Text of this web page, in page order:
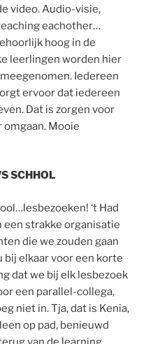
video. Audio-visie,
eachother…
hoog in de
leerlingen worden hier
Iedereen
ervoor dat iedereen
Dat is zorgen voor
Mooie
SCHHOL
‘t Had
een strakke organisatie
die we zouden gaan
bij elkaar voor een korte
dat we bij elk lesbezoek
een parallel-collega,
niet in. Tja, dat is Kenia,
op pad, benieuwd